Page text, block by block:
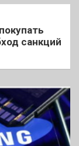
санкций